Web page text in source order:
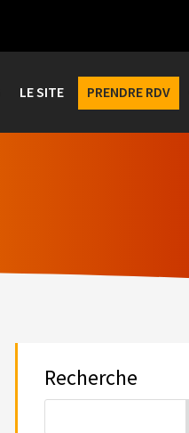
LE SITE PRENDRE RDV
Recherche